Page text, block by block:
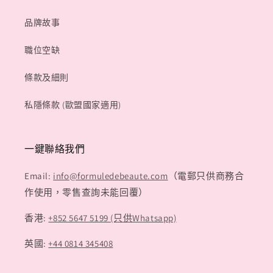
品牌故事
職位空缺
條款及細則
私隱條款 (歐盟國家適用)
一鍵聯絡我們
Email: info@formuledebeaute.com （電郵只供商務合
作使用，零售查詢未能回覆）
香港:+852 5647 5199 (只供Whatsapp)
英國:+44 0814 345408